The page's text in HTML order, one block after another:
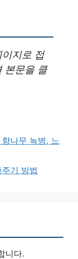
지로 접
본문을 클
나무 녹병, 느
기 방법
니다.